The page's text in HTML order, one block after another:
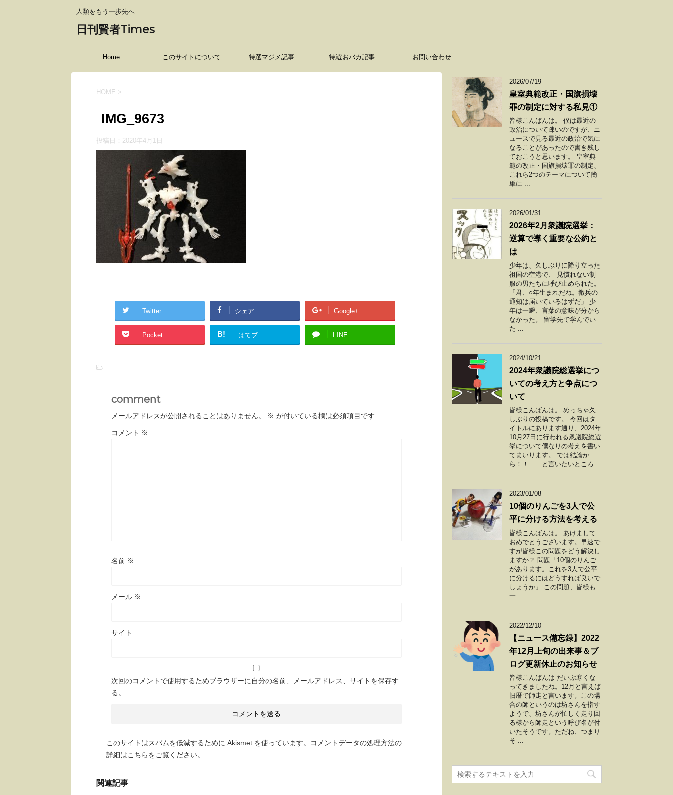
人類をもう一歩先へ
日刊賢者Times
Home このサイトについて 特選マジメ記事 特選おバカ記事 お問い合わせ
HOME >
IMG_9673
投稿日： 2020年4月1日
Twitter シェア Google+
Pocket B! はてブ LINE
-
comment
メールアドレスが公開されることはありません。 ※ が付いている欄は必須項目です
コメント ※
名前 ※
メール ※
サイト
次回のコメントで使用するためブラウザーに自分の名前、メールアドレス、サイトを保存す
る。
このサイトはスパムを低減するために Akismet を使っています。
コメントデータの処理方法の
詳細はこちらをご覧ください。
関連記事
2026/07/19
皇室典範改正・国旗損壊
罪の制定に対する私見①
皆様こんばんは。 僕は最近の
政治について疎いのですが、ニ
ュースで見る最近の政治で気に
なることがあったので書き残し
ておこうと思います。 皇室典
範の改正・国旗損壊罪の制定、
これら2つのテーマについて簡
単に ...
2026/01/31
2026年2月衆議院選挙：
逆算で導く重要な公約と
は
少年は、久しぶりに降り立った
祖国の空港で、 見慣れない制
服の男たちに呼び止められた。
「君、○年生まれだね。徴兵の
通知は届いているはずだ」 少
年は一瞬、言葉の意味が分から
なかった。 留学先で学んでい
た ...
2024/10/21
2024年衆議院総選挙につ
いての考え方と争点につ
いて
皆様こんばんは。 めっちゃ久
しぶりの投稿です。 今回はタ
イトルにあります通り、2024年
10月27日に行われる衆議院総選
挙について僕なりの考えを書い
てまいります。 では結論か
ら！！……と言いたいところ ...
2023/01/08
10個のりんごを3人で公
平に分ける方法を考える
皆様こんばんは。 あけまして
おめでとうございます。早速で
すが皆様この問題をどう解決し
ますか？ 問題「10個のりんご
があります。これを3人で公平
に分けるにはどうすれば良いで
しょうか」 この問題、皆様も
一 ...
2022/12/10
【ニュース備忘録】2022
年12月上旬の出来事＆ブ
ログ更新休止のお知らせ
皆様こんばんは だいぶ寒くな
ってきましたね。12月と言えば
旧暦で師走と言います。この場
合の師というのは坊さんを指す
ようで、坊さんが忙しく走り回
る様から師走という呼び名が付
いたそうです。ただね、つまり
そ ...